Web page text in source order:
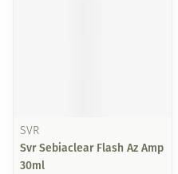
SVR
Svr Sebiaclear Flash Az Amp
30ml